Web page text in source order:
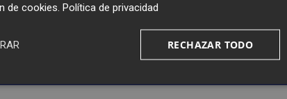
Recibe toda la actualidad de
Plaza Podcast en tu correo
de cookies Política de privacidad
RECHAZAR TODO